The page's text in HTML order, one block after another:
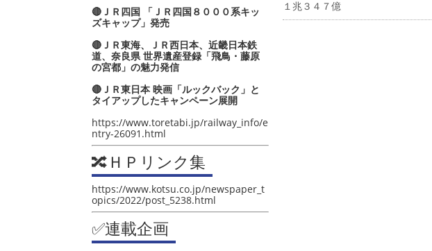
🔴ＪＲ四国 「ＪＲ四国８０００系キッ
ズキャップ」発売
🔴ＪＲ東海、ＪＲ西日本、近畿日本鉄
道、奈良県 世界遺産登録「飛鳥・藤原
の宮都」の魅力発信
🔴ＪＲ東日本 映画「ルックバック」と
タイアップしたキャンペーン展開
https://www.toretabi.jp/railway_info/e
ntry-26091.html
🔀ＨＰリンク集
https://www.kotsu.co.jp/newspaper_t
opics/2022/post_5238.html
✅連載企画
１兆３４７億